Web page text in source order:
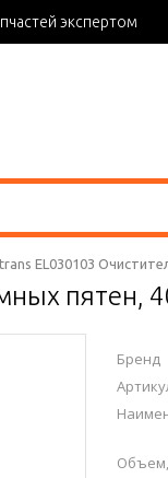
экспертом
EL030103
пятен,
Бренд